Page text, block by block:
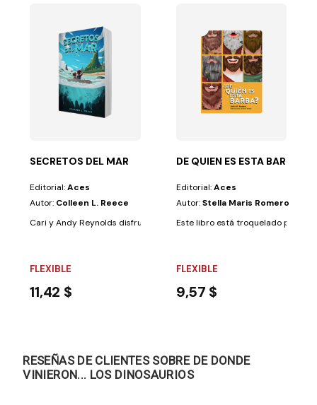
viaja todos los...
SECRETOS DEL MAR
Editorial:Aces
Autor: Colleen L. Reece
Cari y Andy Reynolds disfrutan muchísimo de la naturaleza y de
FLEXIBLE
11,42 $
DE QUIEN ES ESTA BARBA?
Editorial:Aces
Autor:Stella Maris Romero
Este libro está troquelado para
FLEXIBLE
9,57 $
RESEÑAS DE CLIENTES SOBRE DE DONDE
VINIERON... LOS DINOSAURIOS